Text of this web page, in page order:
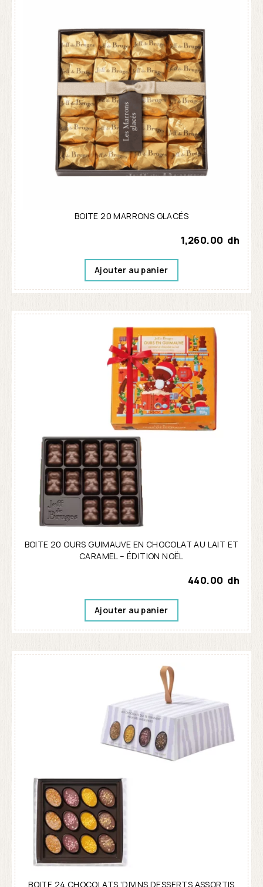
BOITE 20 MARRONS GLACÉS
1,260.00 dh
Ajouter au panier
BOITE 20 OURS GUIMAUVE EN CHOCOLAT AU LAIT ET
CARAMEL – ÉDITION NOËL
440.00 dh
Ajouter au panier
BOITE 24 CHOCOLATS ‘DIVINS DESSERTS ASSORTIS